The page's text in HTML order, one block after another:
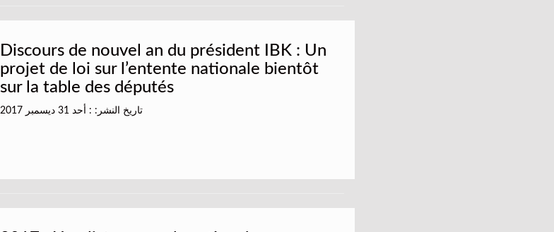
Discours de nouvel an du président IBK : Un
projet de loi sur l’entente nationale bientôt
sur la table des députés
تاريخ النشر: : أحد 31 ديسمبر 2017